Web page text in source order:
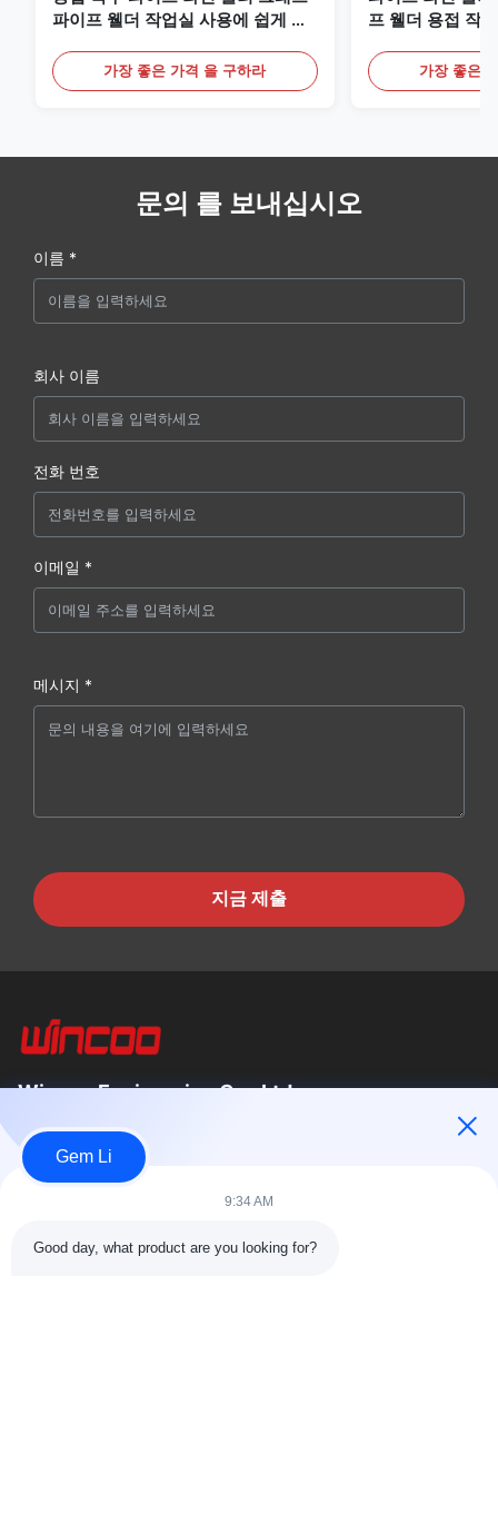
파이프 웰더 작업실 사용에 쉽게 작
가장 좋은 가격 을 구하라
프 웰더 용접 작
가장 좋은
문의 를 보내십시오
이름 *
회사 이름
전화 번호
이메일 *
메시지 *
지금 제출
Wincoo Engineering Co., Ltd.
Wincoo Engineering Co., Ltd (WINCOO)는 파이프 제작, 탱크 및
파이프라인 건설, 생산 라인, 청정 에너지 프로젝트 분야의 고객에
게 맞춤형 솔루션과 장비를 제공하는 전문 기업입니다. 저희는 공
구, 기계, 특수 상품의 신속한 공급을...
Gem Li
9:34 AM
Good day, what product are you looking for?